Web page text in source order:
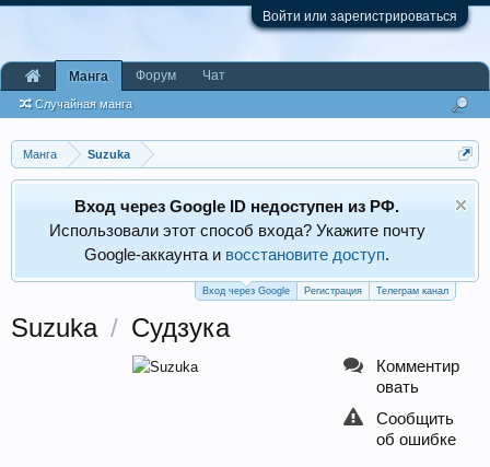
Войти или зарегистрироваться
Манга Suzuka
Вход через Google ID недоступен из РФ.
Использовали этот способ входа? Укажите почту
Google‑аккаунта и восстановите доступ.
Вход через Google Регистрация Телеграм канал
Suzuka / Судзука
Манга
Случайная манга
Форум Чат